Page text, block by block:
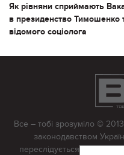
Як рівняни сприймають
в президенство Тимошенко
відомого соціолога
Все – тобі зрозуміло ©
законодавством
переслідується в